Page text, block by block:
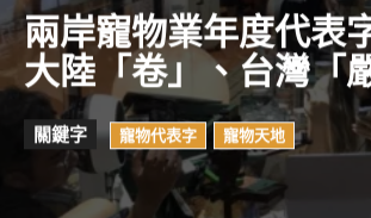
兩岸寵物業年度代表
大陸「卷」、台灣「
關鍵字 寵物代表字 寵物天地